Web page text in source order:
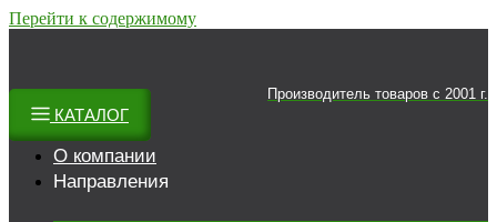
Перейти к содержимому
Производитель товаров c 2001 г.
КАТАЛОГ
О компании
Направления